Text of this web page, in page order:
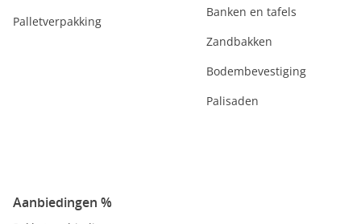
Palletverpakking
Banken en tafels
Zandbakken
Bodembevestiging
Palisaden
Aanbiedingen %